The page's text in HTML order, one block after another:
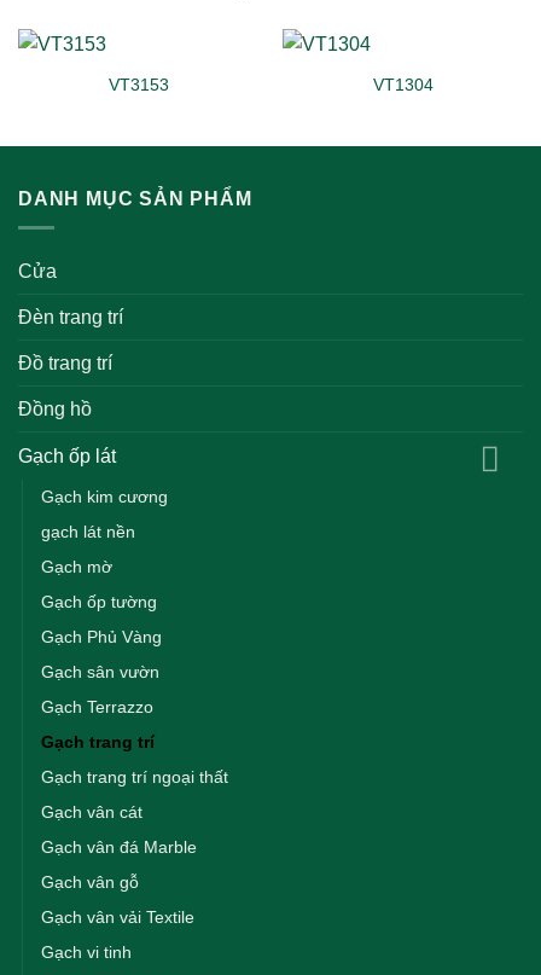
VT3153 VT1304
DANH MỤC SẢN PHẨM
Cửa
Đèn trang trí
Đồ trang trí
Đồng hồ
Gạch ốp lát
Gạch kim cương
gạch lát nền
Gạch mờ
Gạch ốp tường
Gạch Phủ Vàng
Gạch sân vườn
Gạch Terrazzo
Gạch trang trí
Gạch trang trí ngoại thất
Gạch vân cát
Gạch vân đá Marble
Gạch vân gỗ
Gạch vân vải Textile
Gạch vi tinh